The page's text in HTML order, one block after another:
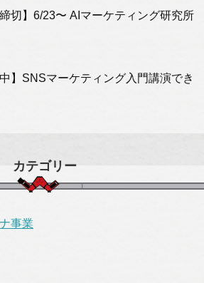
締切】6/23〜 AIマーケティング研究所
中】SNSマーケティング入門講演でき
カテゴリー
事業